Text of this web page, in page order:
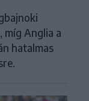
Anglia a
hatalmas